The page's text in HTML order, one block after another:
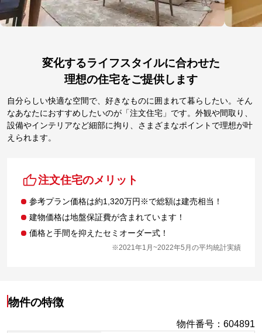
変化するライフスタイルに合わせた
理想の住宅をご提供します
自分らしい快適な空間で、好きなものに囲まれて暮らしたい。そん
なあなたにおすすめしたいのが「注文住宅」です。外観や間取り、
設備やインテリアなど細部に拘り、さまざまなポイントで理想が叶
えられます。
注文住宅のメリット
参考プラン価格は約1,320万円※で総額は建売相当！
建物価格は地盤保証費が含まれています！
価格と手間を抑えたセミオーダー式！
※2021年1月~2022年5月の平均統計実績
物件の特徴
物件番号 ：604891